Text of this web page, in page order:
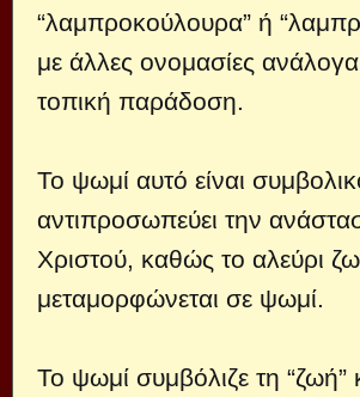
“λαμπροκούλουρα” ή
με άλλες ονομασίες
τοπική παράδοση.
Το ψωμί αυτό είναι
αντιπροσωπεύει την
Χριστού, καθώς το αλεύρι
μεταμορφώνεται σε ψωμί.
Το ψωμί συμβόλιζε τη “ζωή”